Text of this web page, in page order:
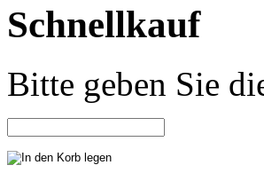
Schnellkauf
Bitte geben Sie